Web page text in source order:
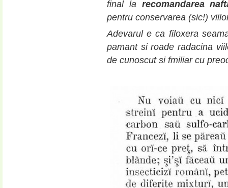
final la recomandarea
pentru conservarea (sic!)
Adevarul e ca filoxera
pamant si roade radacina
de cunoscut si fmiliar cu